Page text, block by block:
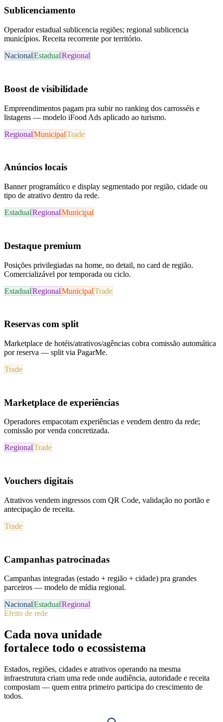
Sublicenciamento
Operador estadual sublicencia regiões; regional sublicencia
municípios. Receita recorrente por território.
NacionalEstadualRegional
Boost de visibilidade
Empreendimentos pagam pra subir no ranking dos carrosséis e
listagens — modelo iFood Ads aplicado ao turismo.
RegionalMunicipalTrade
Anúncios locais
Banner programático e display segmentado por região, cidade ou
tipo de atrativo dentro da rede.
EstadualRegionalMunicipal
Destaque premium
Posições privilegiadas na home, no detail, no card de região.
Comercializável por temporada ou ciclo.
EstadualRegionalMunicipalTrade
Reservas com split
Marketplace de hotéis/atrativos/agências cobra comissão automática
por reserva — split via PagarMe.
Trade
Marketplace de experiências
Operadores empacotam experiências e vendem dentro da rede;
comissão por venda concretizada.
RegionalTrade
Vouchers digitais
Atrativos vendem ingressos com QR Code, validação no portão e
antecipação de receita.
Trade
Campanhas patrocinadas
Campanhas integradas (estado + região + cidade) pra grandes
parceiros — modelo de mídia regional.
NacionalEstadualRegional
Efeito de rede
Cada nova unidade
fortalece todo o ecossistema
Estados, regiões, cidades e atrativos operando na mesma
infraestrutura criam uma rede onde audiência, autoridade e receita
compostam — quem entra primeiro participa do crescimento de
todos.